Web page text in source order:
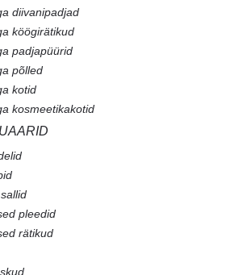
diivanipadjad
köögirätikud
padjapüürid
põlled
kotid
kosmeetikakotid
pleedid
rätikud